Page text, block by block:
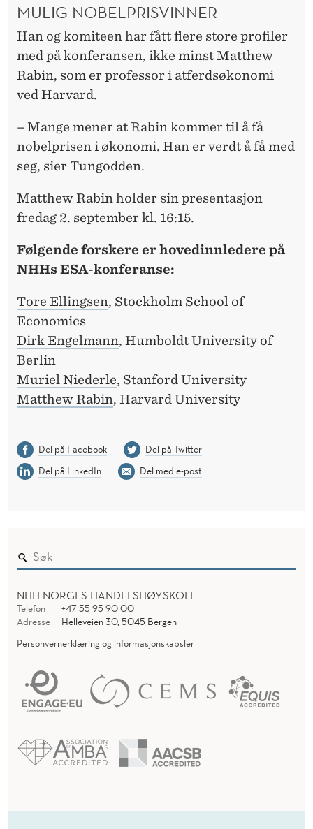
MULIG NOBELPRISVINNER
Han og komiteen har fått flere store profiler
med på konferansen, ikke minst Matthew
Rabin, som er professor i atferdsøkonomi
ved Harvard.
– Mange mener at Rabin kommer til å få
nobelprisen i økonomi. Han er verdt å få med
seg, sier Tungodden.
Matthew Rabin holder sin presentasjon
fredag 2. september kl. 16:15.
Følgende forskere er hovedinnledere på
NHHs ESA-konferanse:
Tore Ellingsen, Stockholm School of
Economics
Dirk Engelmann, Humboldt University of
Berlin
Muriel Niederle, Stanford University
Matthew Rabin, Harvard University
Del på Facebook
Del på Twitter
Del på LinkedIn
Del med e-post
NHH NORGES HANDELSHØYSKOLE
Telefon
+47 55 95 90 00
Adresse
Helleveien 30, 5045 Bergen
Personvernerklæring og informasjonskapsler